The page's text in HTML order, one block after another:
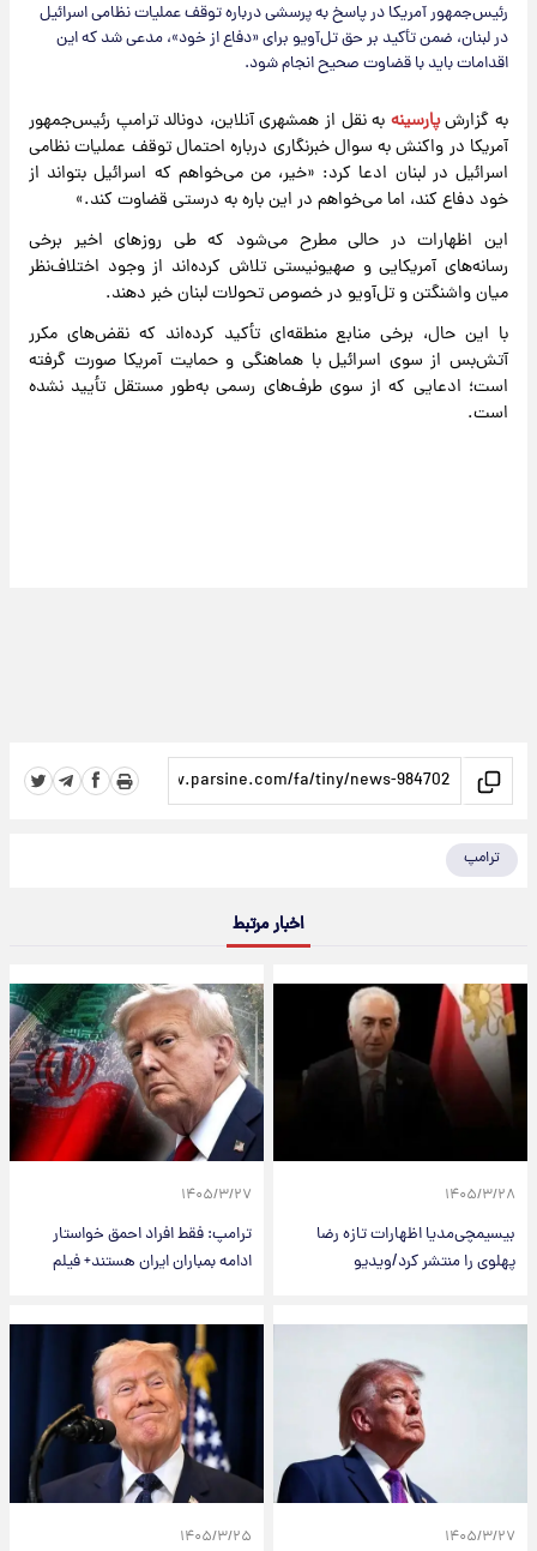
رئیس‌جمهور آمریکا در پاسخ به پرسشی درباره توقف عملیات نظامی اسرائیل
در لبنان، ضمن تأکید بر حق تل‌آویو برای «دفاع از خود»، مدعی شد که این
اقدامات باید با قضاوت صحیح انجام شود.
به گزارش پارسینه به نقل از همشهری آنلاین، دونالد ترامپ رئیس‌جمهور
آمریکا در واکنش به سوال خبرنگاری درباره احتمال توقف عملیات نظامی
اسرائیل در لبنان ادعا کرد: «خیر، من می‌خواهم که اسرائیل بتواند از
خود دفاع کند، اما می‌خواهم در این باره به درستی قضاوت کند.»
این اظهارات در حالی مطرح می‌شود که طی روزهای اخیر برخی
رسانه‌های آمریکایی و صهیونیستی تلاش کرده‌اند از وجود اختلاف‌نظر
میان واشنگتن و تل‌آویو در خصوص تحولات لبنان خبر دهند.
با این حال، برخی منابع منطقه‌ای تأکید کرده‌اند که نقض‌های مکرر
آتش‌بس از سوی اسرائیل با هماهنگی و حمایت آمریکا صورت گرفته
است؛ ادعایی که از سوی طرف‌های رسمی به‌طور مستقل تأیید نشده
است.
ترامپ
اخبار مرتبط
۱۴۰۵/۳/۲۸
بیسیمچی‌مدیا اظهارات تازه رضا
پهلوی را منتشر کرد/ویدیو
۱۴۰۵/۳/۲۷
ترامپ: فقط افراد احمق خواستار
ادامه بمباران ایران هستند+ فیلم
۱۴۰۵/۳/۲۷ ۱۴۰۵/۳/۲۵